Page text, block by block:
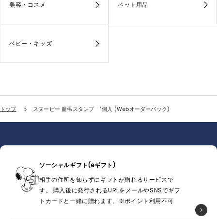
美容・コスメ ペット用品
ベビー・キッズ
トップ スヌーピー 慶弔スタンプ 1個入 (Webオーダーパック)
ソーシャルギフト(eギフト)
相手の住所を知らずにギフトが贈れるサービスで
す。 購入後に発行されるURLをメールやSNSでギフ
トカードと一緒に贈れます。※ポイント利用不可